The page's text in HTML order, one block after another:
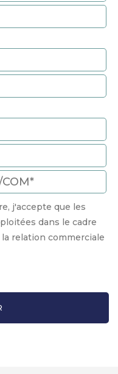
j'accepte que les
dans le cadre
relation commerciale